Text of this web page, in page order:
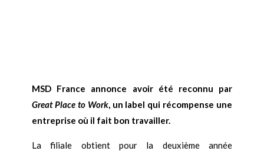
MSD France annonce avoir été reconnu par
Great Place to Work, un label qui récompense une
entreprise où il fait bon travailler.
La filiale obtient pour la deuxième année